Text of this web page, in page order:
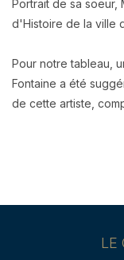
Portrait de sa soeur,
d'Histoire de la ville
Pour notre tableau,
Fontaine a été
de cette artiste,
LE